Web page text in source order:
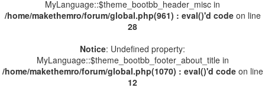
MyLanguage::$theme_bootbb_header_misc in
/home/makethemro/forum/global.php(961) : eval()'d codeon line
28
Notice: Undefined property:
MyLanguage::$theme_bootbb_footer_about_title in
/home/makethemro/forum/global.php(1070) : eval()'d codeon line
12